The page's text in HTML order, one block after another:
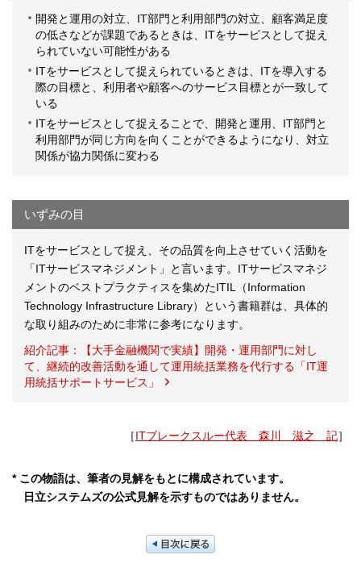
開発と運用の対立、IT部門と利用部門の対立、顧客満足度
の低さなどが課題であるときは、ITをサービスとして捉え
られていない可能性がある
ITをサービスとして捉えられているときは、ITを導入する
際の目標と、利用者や顧客へのサービス目標とが一致して
いる
ITをサービスとして捉えることで、開発と運用、IT部門と
利用部門が同じ方向を向くことができるようになり、対立
関係が協力関係に変わる
いずみの目
ITをサービスとして捉え、その品質を向上させていく活動を
「ITサービスマネジメント」と言います。ITサービスマネジ
メントのベストプラクティスを集めたITIL（Information
Technology Infrastructure Library）という書籍群は、具体的
な取り組みのために非常に参考になります。
紹介記事：【大手金融機関で実績】開発・運用部門に対し
て、継続的改善活動を通して運用統括業務を代行する「IT運
用統括サポートサービス」
［ITブレークスルー代表 森川 滋之 記］
* この物語は、筆者の見解をもとに構成されています。
日立システムズの公式見解を示すものではありません。